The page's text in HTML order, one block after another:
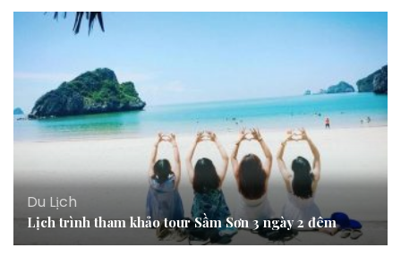
Du Lịch
Lịch trình tham khảo tour Sầm Sơn 3 ngày 2 đêm